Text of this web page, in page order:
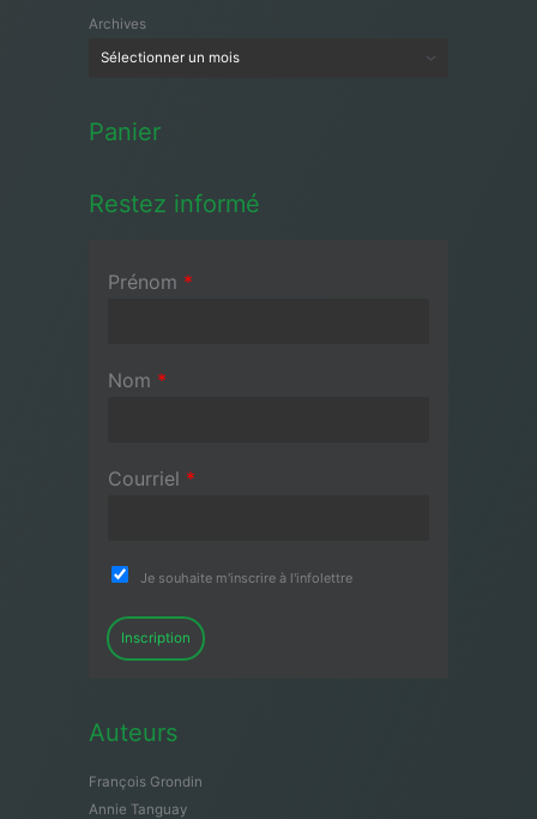
Archives
Panier
Restez informé
Prénom *
Nom *
Courriel *
Je souhaite m'inscrire à l'infolettre
Inscription
Auteurs
François Grondin
Annie Tanguay